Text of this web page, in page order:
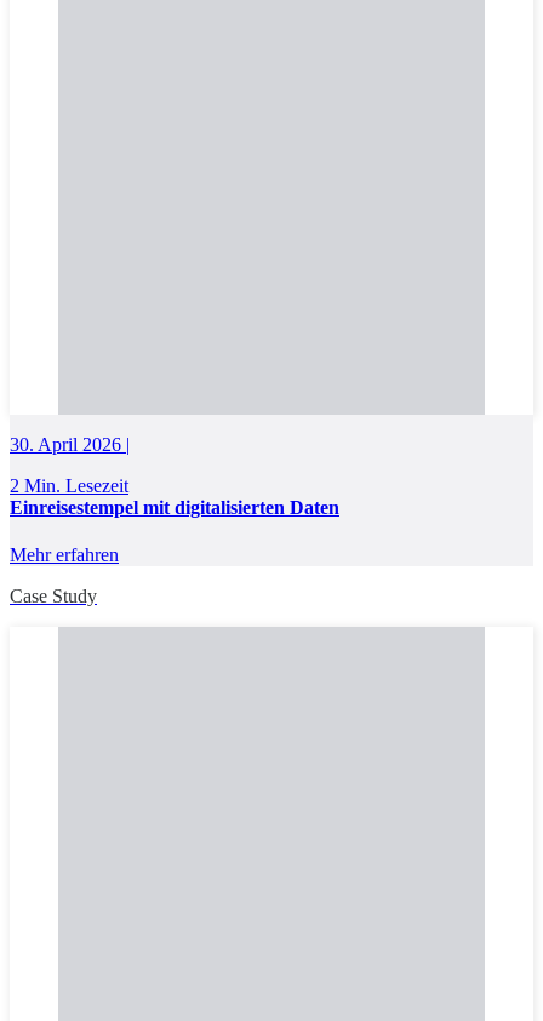
30. April 2026 |
2 Min. Lesezeit
Einreisestempel mit digitalisierten Daten
Mehr erfahren
Case Study